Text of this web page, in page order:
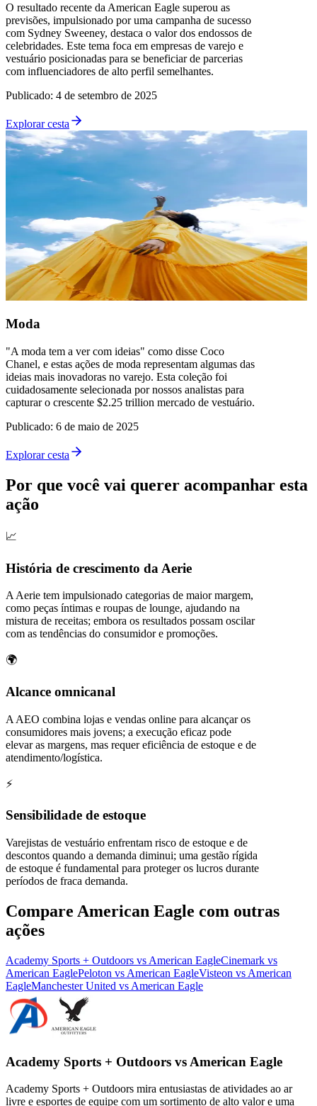
O resultado recente da American Eagle superou as
previsões, impulsionado por uma campanha de sucesso
com Sydney Sweeney, destaca o valor dos endossos de
celebridades. Este tema foca em empresas de varejo e
vestuário posicionadas para se beneficiar de parcerias
com influenciadores de alto perfil semelhantes.
Publicado: 4 de setembro de 2025
Explorar cesta
Moda
"A moda tem a ver com ideias" como disse Coco
Chanel, e estas ações de moda representam algumas das
ideias mais inovadoras no varejo. Esta coleção foi
cuidadosamente selecionada por nossos analistas para
capturar o crescente $2.25 trillion mercado de vestuário.
Publicado: 6 de maio de 2025
Explorar cesta
Por que você vai querer acompanhar esta
ação
📈
História de crescimento da Aerie
A Aerie tem impulsionado categorias de maior margem,
como peças íntimas e roupas de lounge, ajudando na
mistura de receitas; embora os resultados possam oscilar
com as tendências do consumidor e promoções.
🌍
Alcance omnicanal
A AEO combina lojas e vendas online para alcançar os
consumidores mais jovens; a execução eficaz pode
elevar as margens, mas requer eficiência de estoque e de
atendimento/logística.
⚡
Sensibilidade de estoque
Varejistas de vestuário enfrentam risco de estoque e de
descontos quando a demanda diminui; uma gestão rígida
de estoque é fundamental para proteger os lucros durante
períodos de fraca demanda.
Compare American Eagle com outras
ações
Academy Sports + Outdoors vs American EagleCinemark vs
American EaglePeloton vs American EagleVisteon vs American
EagleManchester United vs American Eagle
Academy Sports + Outdoors vs American Eagle
Academy Sports + Outdoors mira entusiastas de atividades ao ar
livre e esportes de equipe com um sortimento de alto valor e uma